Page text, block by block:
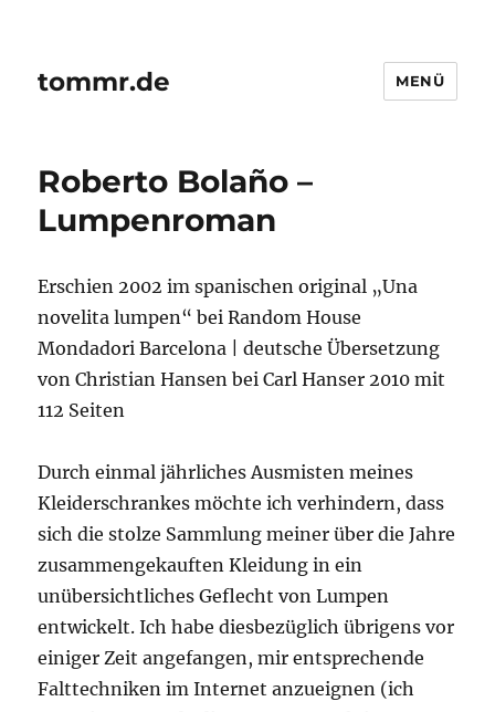
tommr.de MENÜ
Roberto Bolaño –
Lumpenroman
Erschien 2002 im spanischen original „Una
novelita lumpen“ bei Random House
Mondadori Barcelona | deutsche Übersetzung
von Christian Hansen bei Carl Hanser 2010 mit
112 Seiten
Durch einmal jährliches Ausmisten meines
Kleiderschrankes möchte ich verhindern, dass
sich die stolze Sammlung meiner über die Jahre
zusammengekauften Kleidung in ein
unübersichtliches Geflecht von Lumpen
entwickelt. Ich habe diesbezüglich übrigens vor
einiger Zeit angefangen, mir entsprechende
Falttechniken im Internet anzueignen (ich